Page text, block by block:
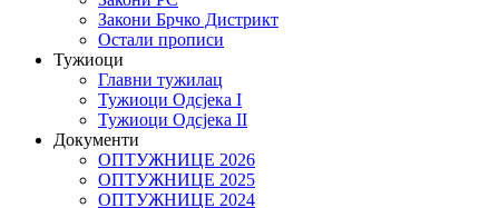
Закони Брчко Дистрикт
Остали прописи
Тужиоци
Главни тужилац
Тужиоци Oдсјекa I
Тужиоци Oдсјекa II
Документи
ОПТУЖНИЦЕ 2026
ОПТУЖНИЦЕ 2025
ОПТУЖНИЦЕ 2024